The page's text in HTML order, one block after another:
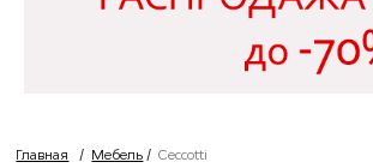
Главная / Мебель /Ceccotti